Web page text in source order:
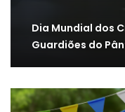
Dia Mundial dos
Guardiões do